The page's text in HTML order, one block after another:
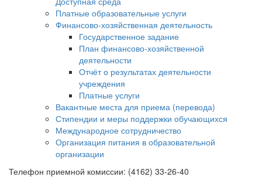
Платные образовательные услуги
Финансово-хозяйственная деятельность
Государственное задание
План финансово-хозяйственной
деятельности
Отчёт о результатах деятельности
учреждения
Платные услуги
Вакантные места для приема (перевода)
Стипендии и меры поддержки обучающихся
Международное сотрудничество
Организация питания в образовательной
организации
Телефон приемной комиссии: (4162) 33-26-40